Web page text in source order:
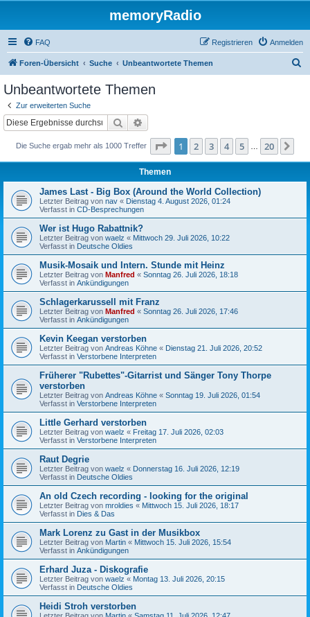
memoryRadio
FAQ Anmelden
Registrieren
Foren-Übersicht Suche Unbeantwortete Themen
Unbeantwortete Themen
Zur erweiterten Suche
Suche
Die Suche ergab mehr als 1000 Treffer Seite 1von 20
1 2 3 4 5 20
Themen
James Last - Big Box (Around the World Collection)
Letzter Beitrag von nav « Dienstag 4. August 2026, 01:24
Verfasst in CD-Besprechungen
Wer ist Hugo Rabattnik?
Letzter Beitrag von waelz « Mittwoch 29. Juli 2026, 10:22
Verfasst in Deutsche Oldies
Musik-Mosaik und Intern. Stunde mit Heinz
Letzter Beitrag von Manfred « Sonntag 26. Juli 2026, 18:18
Verfasst in Ankündigungen
Schlagerkarussell mit Franz
Letzter Beitrag von Manfred « Sonntag 26. Juli 2026, 17:46
Verfasst in Ankündigungen
Kevin Keegan verstorben
Letzter Beitrag von Andreas Köhne « Dienstag 21. Juli 2026, 20:52
Verfasst in Verstorbene Interpreten
Früherer "Rubettes"-Gitarrist und Sänger Tony Thorpe
verstorben
Letzter Beitrag von Andreas Köhne « Sonntag 19. Juli 2026, 01:54
Verfasst in Verstorbene Interpreten
Little Gerhard verstorben
Letzter Beitrag von waelz « Freitag 17. Juli 2026, 02:03
Verfasst in Verstorbene Interpreten
Raut Degrie
Letzter Beitrag von waelz « Donnerstag 16. Juli 2026, 12:19
Verfasst in Deutsche Oldies
An old Czech recording - looking for the original
Letzter Beitrag von mroldies « Mittwoch 15. Juli 2026, 18:17
Verfasst in Dies & Das
Mark Lorenz zu Gast in der Musikbox
Letzter Beitrag von Martin « Mittwoch 15. Juli 2026, 15:54
Verfasst in Ankündigungen
Erhard Juza - Diskografie
Letzter Beitrag von waelz « Montag 13. Juli 2026, 20:15
Verfasst in Deutsche Oldies
Heidi Stroh verstorben
Letzter Beitrag von Martin « Samstag 11. Juli 2026, 12:47